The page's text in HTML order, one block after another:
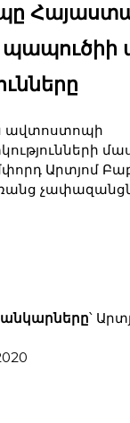
ավտոստոպի
Արտյոմ
՝